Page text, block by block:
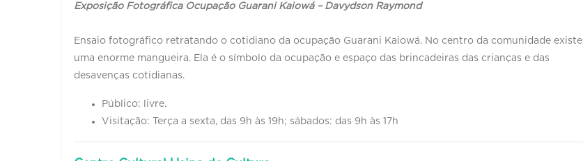
Exposição Fotográfica Ocupação Guarani Kaiowá – Davydson Raymond
Ensaio fotográfico retratando o cotidiano da ocupação Guarani Kaiowá. No centro da comunidade existe
uma enorme mangueira. Ela é o símbolo da ocupação e espaço das brincadeiras das crianças e das
desavenças cotidianas.
Público: livre.
Visitação: Terça a sexta, das 9h às 19h; sábados: das 9h às 17h